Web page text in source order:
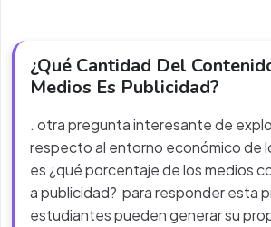
¿Qué Cantidad Del
Medios Es Publicidad?
. otra pregunta interesante de
respecto al entorno económico de
es ¿qué porcentaje de los medios
a publicidad? para responder esta
estudiantes pueden generar su